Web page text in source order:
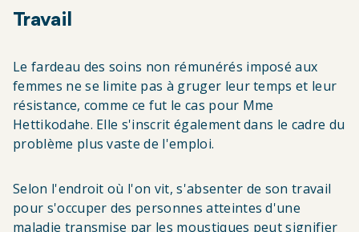
Travail
Le fardeau des soins non rémunérés imposé aux
femmes ne se limite pas à gruger leur temps et leur
résistance, comme ce fut le cas pour Mme
Hettikodahe. Elle s'inscrit également dans le cadre du
problème plus vaste de l'emploi.
Selon l'endroit où l'on vit, s'absenter de son travail
pour s'occuper des personnes atteintes d'une
maladie transmise par les moustiques peut signifier